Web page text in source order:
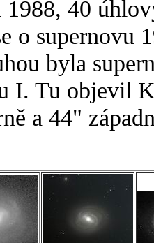
1988, 40
o supernovu
byla
I. Tu objevil
a 44"